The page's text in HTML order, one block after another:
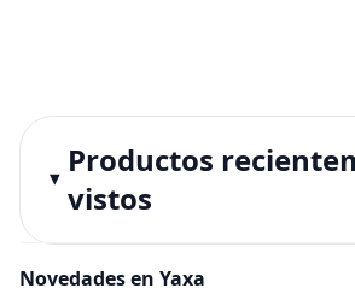
Productos
vistos
Novedades en Yaxa